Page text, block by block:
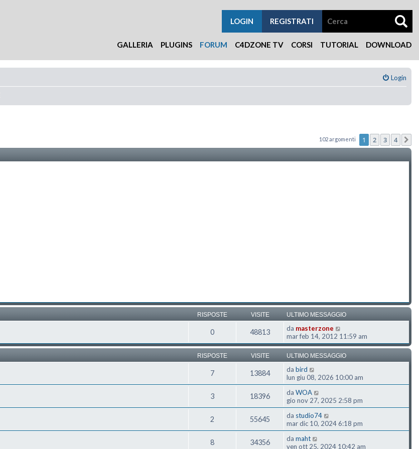
GALLERIA PLUGINS FORUM C4DZONE TV CORSI TUTORIAL DOWNLOAD
REGISTRATI
LOGIN
Login
102 argomenti 1 2 3 4
RISPOSTE VISITE ULTIMO MESSAGGIO
0 48813 da masterzone
mar feb 14, 2012 11:59 am
RISPOSTE VISITE ULTIMO MESSAGGIO
7 13884 da bird
lun giu 08, 2026 10:00 am
3 18396 da WOA
gio nov 27, 2025 2:58 pm
2 55645 da studio74
mar dic 10, 2024 6:18 pm
8 34356 da maht
ven ott 25, 2024 10:42 am